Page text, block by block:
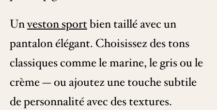
Unveston sportbien taillé avec un
pantalon élégant. Choisissez des tons
classiques comme le marine, le gris ou le
crème — ou ajoutez une touche subtile
de personnalité avec des textures.